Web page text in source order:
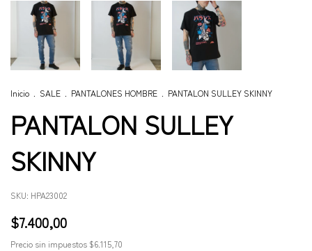
Inicio . SALE . PANTALONES HOMBRE . PANTALON SULLEY SKINNY
PANTALON SULLEY
SKINNY
SKU: HPA23002
$7.400,00
Precio sin impuestos $6.115,70